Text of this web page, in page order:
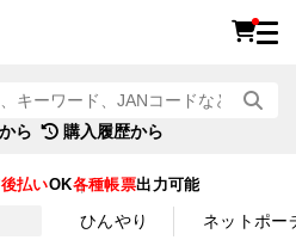
ら 購入履歴から
後払いOK各種帳票出力可能
ひんやり ネットポー